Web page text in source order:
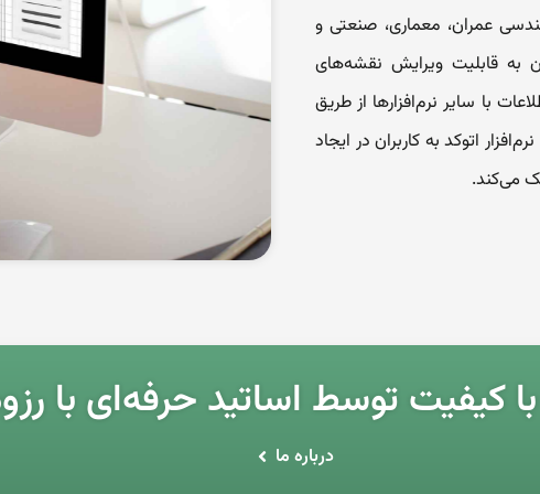
عمران، معماری، صنعتی و
به قابلیت ویرایش نقشه‌های
با سایر نرم‌افزارها از طریق
اتوکد به کاربران در ایجاد
می‌کند.
کیفیت توسط اساتید حرفه‌ای با
درباره ما